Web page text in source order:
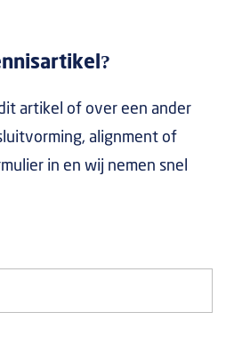
artikel of over een ander
alignment of
in en wij nemen snel